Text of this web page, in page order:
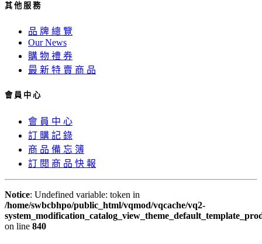
其 他 服 務
品 牌 總 覽
Our News
購 物 禮 券
最 新 特 賣 商 品
會 員 中 心
會 員 中 心
訂 購 記 錄
商 品 備 忘 簿
訂 閱 商 品 快 報
Notice: Undefined variable: token in
/home/swbcbhpo/public_html/vqmod/vqcache/vq2-
on line 840